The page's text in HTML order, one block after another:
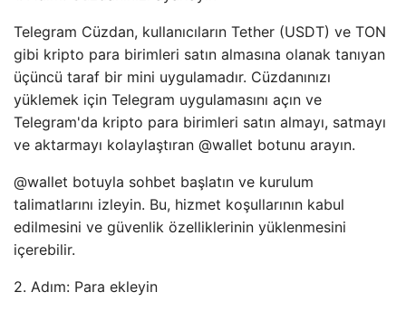
Telegram Cüzdan, kullanıcıların Tether (USDT) ve TON
gibi kripto para birimleri satın almasına olanak tanıyan
üçüncü taraf bir mini uygulamadır. Cüzdanınızı
yüklemek için Telegram uygulamasını açın ve
Telegram'da kripto para birimleri satın almayı, satmayı
ve aktarmayı kolaylaştıran @wallet botunu arayın.
@wallet botuyla sohbet başlatın ve kurulum
talimatlarını izleyin. Bu, hizmet koşullarının kabul
edilmesini ve güvenlik özelliklerinin yüklenmesini
içerebilir.
2. Adım: Para ekleyin